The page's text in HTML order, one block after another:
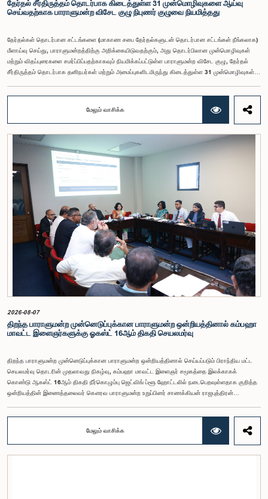
தேர்தல் சீர்திருத்தம் தொடர்பாக கிடைத்துள்ள 31 முன்மொழிவுகளை ஆய்வு
செய்வதற்காக பாராளுமன்ற விசேட குழு நிபுணர் குழுவை நியமித்தது
தேர்தல்கள் தொடர்பான சட்டங்களை (மாகாண சபை தேர்தல்களுடன் தொடர்பான சட்டங்கள் நீங்கலாக)
மீளாய்வு செய்து, பாராளுமன்றத்திற்கு அறிக்கையிடுவதற்கும், அது தொடர்பிலான முன்மொழிவுகள்
மற்றும் விதப்புரைகளை சமர்ப்பிப்பதற்காகவும் நியமிக்கப்பட்டுள்ள பாராளுமன்ற விசேட குழு, தேர்தல்
சீர்திருத்தம் தொடர்பாக தனிநபர்கள் மற்றும் அமைப்புகளிடமிருந்து கிடைத்துள்ள 31 முன்மொழிவுகள்
நியமித்துள்ளது.கௌரவ பொது நிர்வாக, மாகாண சபைகள் மற்றும் உள்ளூராட்சி அமைச்சர் பேராசிரியர்
ஏ.எச்.எம்.எச்.அபயரத்ன அவர்கள் தலைமையில் அண்மையில் பாராளுமன்றத்தில் நடைபெற்ற குறித்த
விசேட குழுக் கூட்டத்தின் போதே இத்தீர்மானம் எடுக்கப்பட்டது.2004, 2007 மற்றும் 2022 ஆம்
ஆண்டுகளில் வெளியிடப்பட்ட பாராளுமன்ற விசேட குழுக்களின் அறிக்கைகள் மற்றும் தனிநபர்கள்,
அமைப்புகள் ஆகியவற்றினால் சமர்ப்பிக்கப்பட்டுள்ள 31 முன்மொழிவுகளை அடிப்படையாகக் கொண்டு
தேர்தல் சீர்திருத்தங்கள் தொடர்பாக விரிவான கலந்துரையாடல் இங்கு இடம்பெற்றது.உள்ளூராட்சி
மன்றத் தேர்தல் முறைக்காக கலப்பு தேர்தல் முறையை அறிமுகப்படுத்துதல், சிறு கட்சிகள் மற்றும்
சிறுபான்மை குழுக்களின் பிரதிநிதித்துவத்தை உறுதிப்படுத்துதல், பெண்களின் பிரதிநிதித்துவத்தை
மேம்படுத்துதல், மின்னணு வாக்களிப்பு முறையை அறிமுகப்படுத்துதல், முன்கூட்டியே வாக்களிக்கும்
வசதியை ஏற்படுத்துதல் உள்ளிட்ட பல்வேறு முன்மொழிவுகள் தொடர்பில் இக்கூட்டத்தில் விசேட கவனம்
செலுத்தப்பட்டது.மேலும், வெளிநாடுகளில் வாழும் இலங்கையர்களுக்கு வாக்களிக்கும் உரிமையை
வழங்குவது தொடர்பான முன்மொழிவுகளும் பரிசீலிக்கப்பட்டதுடன், அதற்குத் தேவையான சட்ட மற்றும்
நிர்வாக ஏற்பாடுகள் குறித்து மேலும் விரிவான ஆய்வு மேற்கொள்ள வேண்டியதன் அவசியமும்
வலியுறுத்தப்பட்டது.விசேட குழுவினால் நியமிக்கப்பட்டுள்ள நிபுணர் குழு, கிடைத்துள்ள 31
முன்மொழிவுகளையும் முந்தைய பாராளுமன்ற விசேட குழுக்களின் அறிக்கைகளையும் பகுப்பாய்வு
செய்து, நடைமுறைக்கு ஏற்ற பரிந்துரைகளைக் கொண்ட அறிக்கையொன்றைத் தயாரிக்கவுள்ளது.
அதனைத் தொடர்ந்து, அந்தப் பரிந்துரைகளை ஆராய்ந்து அடுத்தகட்ட நடவடிக்கைகளை முன்னெடுக்க
குழு தீர்மானித்தது.இக்கூட்டத்தில், குழு உறுப்பினரான அமைச்சர் கலாநிதி உபாலி பன்னிலகே மற்றும்
பாராளுமன்ற உறுப்பினர்களான ரவி கருணாநாயக்க, ருவந்திலக ஜயக்கொடி மற்றும் கதிரவேலு
சண்முகம் குகதாசன் ஆகியோர் கலந்துகொண்டனர்.
மேலும் வாசிக்க
2026-08-07
திறந்த பாராளுமன்ற முன்னெடுப்புக்கான பாராளுமன்ற ஒன்றியத்தினால் கம்பஹா
மாவட்ட இளைஞர்களுக்கு ஓகஸ்ட் 16ஆம் திகதி செயலமர்வு
திறந்த பாராளுமன்ற முன்னெடுப்புக்கான பாராளுமன்ற ஒன்றியத்தினால் செய்யப்படும் பிராந்திய மட்ட
செயலமர்வு தொடரின் முதலாவது நிகழ்வு, கம்பஹா மாவட்ட இளைஞர் சமூகத்தை இலக்காகக்
கொண்டு ஆகஸ்ட் 16ஆம் திகதி நீர்கொழும்பு ஜெட்விங் ப்ளூ ஹோட்டலில் நடைபெறவுள்ளதாக குறித்த
ஒன்றியத்தின் இணைத்தலைவர் கௌரவ பாராளுமன்ற உறுப்பினர் சாணக்கியன் ராஜபுத்திரன்
பங்கேற்புடன் திறந்த பாராளுமன்றக் கருத்திட்டத்தை மேலும் முன்னெடுத்துச் செல்லும் நோக்கில் இந்த
செயலமர்வு தொடர் ஏற்பாடு செய்யப்படுகின்றது. இதில் ஒன்றியத்தின் உறுப்பினர்கள் மற்றும் கம்பஹா
மாவட்டத்தை பிரதிநிதித்துவப்படுத்தும் பாராளுமன்ற உறுப்பினர்களும் பங்கேற்கவிருக்கின்றனர்.இந்த
மேலும் வாசிக்க